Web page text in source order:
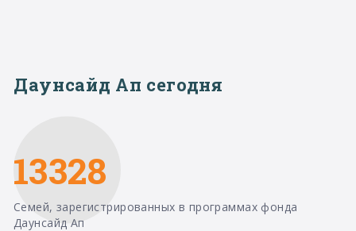
Даунсайд Ап сегодня
13328
Семей, зарегистрированных в программах фонда
Даунсайд Ап